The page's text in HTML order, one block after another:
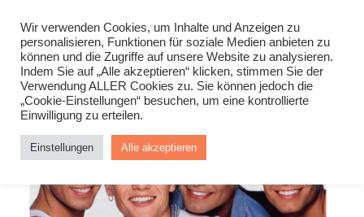
Wir verwenden Cookies, um Inhalte und Anzeigen zu
personalisieren, Funktionen für soziale Medien anbieten zu
können und die Zugriffe auf unsere Website zu analysieren.
Indem Sie auf „Alle akzeptieren“ klicken, stimmen Sie der
Verwendung ALLER Cookies zu. Sie können jedoch die
„Cookie-Einstellungen“ besuchen, um eine kontrollierte
Einwilligung zu erteilen.
Einstellungen Alle akzeptieren